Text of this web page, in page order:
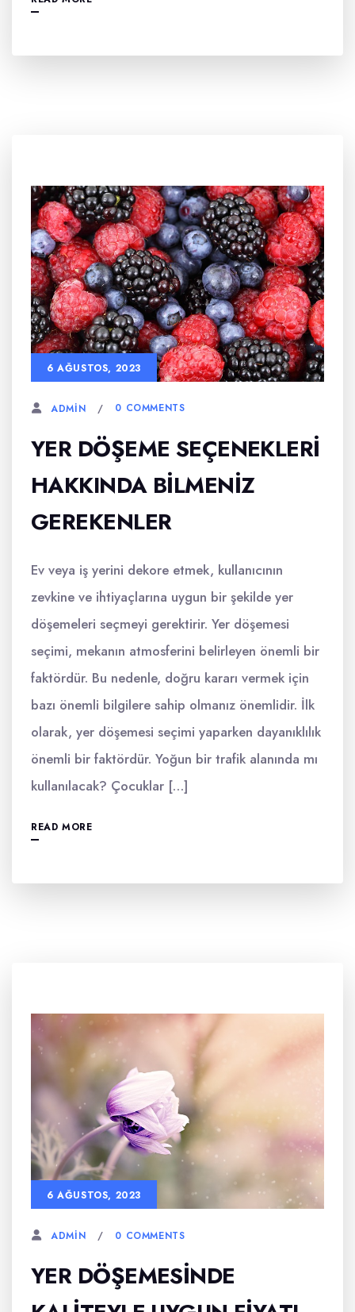
6 AĞUSTOS, 2023
ADMIN 0 COMMENTS
YER DÖŞEME SEÇENEKLERI
HAKKINDA BILMENIZ
GEREKENLER
Ev veya iş yerini dekore etmek, kullanıcının
zevkine ve ihtiyaçlarına uygun bir şekilde yer
döşemeleri seçmeyi gerektirir. Yer döşemesi
seçimi, mekanın atmosferini belirleyen önemli bir
faktördür. Bu nedenle, doğru kararı vermek için
bazı önemli bilgilere sahip olmanız önemlidir. İlk
olarak, yer döşemesi seçimi yaparken dayanıklılık
önemli bir faktördür. Yoğun bir trafik alanında mı
kullanılacak? Çocuklar […]
READ MORE
6 AĞUSTOS, 2023
ADMIN 0 COMMENTS
YER DÖŞEMESINDE